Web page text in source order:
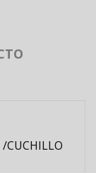
CUCHILLO